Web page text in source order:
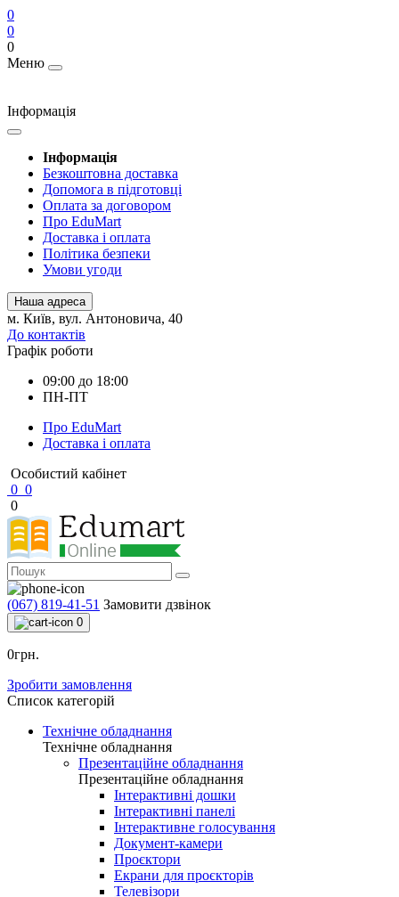
0
0
0
Меню
Інформація
Інформація
Безкоштовна доставка
Допомога в підготовці
Оплата за договором
Про EduMart
Доставка і оплата
Політика безпеки
Умови угоди
Наша адреса
м. Київ, вул. Антоновича, 40
До контактів
Графік роботи
09:00 до 18:00
ПН-ПТ
Про EduMart
Доставка і оплата
Особистий кабінет
0 0
0
(067) 819-41-51 Замовити дзвінок
0
0грн.
Зробити замовлення
Список категорій
Технічне обладнання
Технічне обладнання
Презентаційне обладнання
Презентаційне обладнання
Інтерактивні дошки
Інтерактивні панелі
Інтерактивне голосування
Документ-камери
Проєктори
Екрани для проєкторів
Телевізори